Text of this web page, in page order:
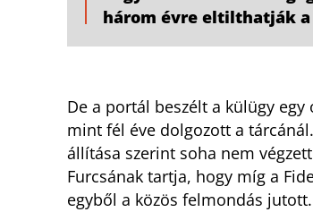
három évre eltilthatják
De a portál beszélt a külügy
mint fél éve dolgozott a
állítása szerint soha nem
Furcsának tartja, hogy míg a
egyből a közös felmondás